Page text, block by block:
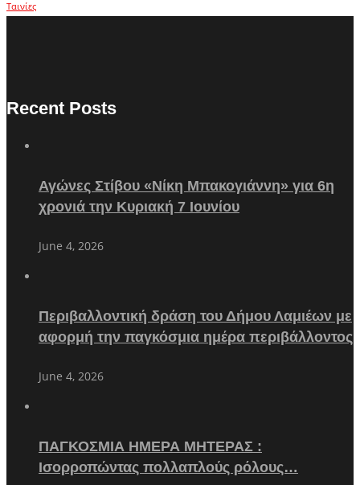
Ταινίες
Recent Posts
Αγώνες Στίβου «Νίκη Μπακογιάννη» για 6η
χρονιά την Κυριακή 7 Ιουνίου
June 4, 2026
Περιβαλλοντική δράση του Δήμου Λαμιέων με
αφορμή την παγκόσμια ημέρα περιβάλλοντος
June 4, 2026
ΠΑΓΚΟΣΜΙΑ ΗΜΕΡΑ ΜΗΤΕΡΑΣ :
Ισορροπώντας πολλαπλούς ρόλους…